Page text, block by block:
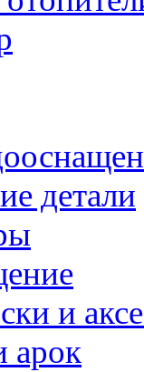
детали
и
арок